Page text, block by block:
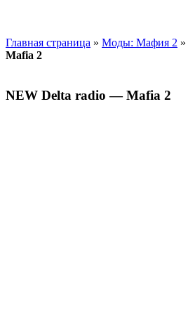
Главная страница » Моды: Мафия 2 »
Mafia 2
NEW Delta radio — Mafia 2